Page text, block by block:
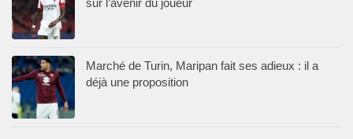
Marché de Turin, Maripan fait ses adieux : il a
déjà une proposition